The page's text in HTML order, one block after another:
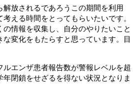
放されるであろうこの期間を利用
える時間をとってもらいたいです。
情報を収集し、自分のやりたいこと
変化をもたらすと思っています。目
エンザ患者報告数が警報レベルを超
閉鎖をせざるを得ない状況となりま